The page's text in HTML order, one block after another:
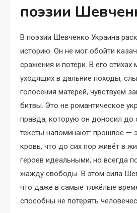
поэзии
В поэзии Шевченко Украина
историю. Он не мог обойти
сражения и потери. В его
уходящих в дальние походы,
голосения матерей, чувствуем
битвы. Это не романтическое
правда, которую он доносил до
тексты напоминают: прошлое —
кровь, что до сих пор живёт в
героев идеальными, но всегда
жажду свободы. В этом сила
что даже в самые тяжёлые
способны не потерять